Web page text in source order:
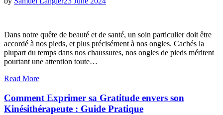
Dans notre quête de beauté et de santé, un soin particulier doit être
accordé à nos pieds, et plus précisément à nos ongles. Cachés la
plupart du temps dans nos chaussures, nos ongles de pieds méritent
pourtant une attention toute…
Read More
Comment Exprimer sa Gratitude envers son
Kinésithérapeute : Guide Pratique